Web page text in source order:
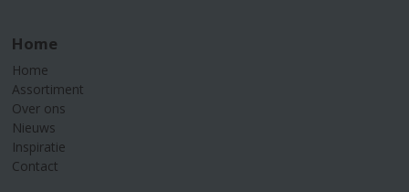
Home
Home
Assortiment
Over ons
Nieuws
Inspiratie
Contact